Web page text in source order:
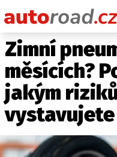
Zimní
měsících?
jakým
vystavujete